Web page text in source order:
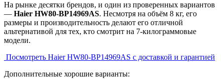
На рынке десятки брендов, и один из проверенных вариантов
— Haier HW80-BP14969AS. Несмотря на объём 8 кг, его
размеры и производительность делают его отличной
альтернативой для тех, кто смотрит на 7-килограммовые
модели.
Посмотреть Haier HW80-BP14969AS с доставкой и гарантией
Дополнительные хорошие варианты: